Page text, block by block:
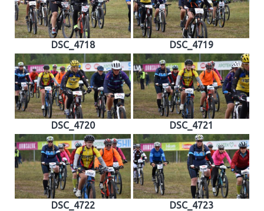
DSC_4718 DSC_4719
DSC_4720 DSC_4721
DSC_4722 DSC_4723